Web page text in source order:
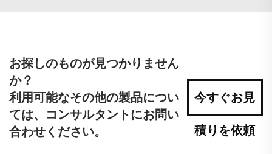
お探しのものが見つかりません
か？
利用可能なその他の製品につい
ては、コンサルタントにお問い
合わせください。
今すぐお見
積りを依頼